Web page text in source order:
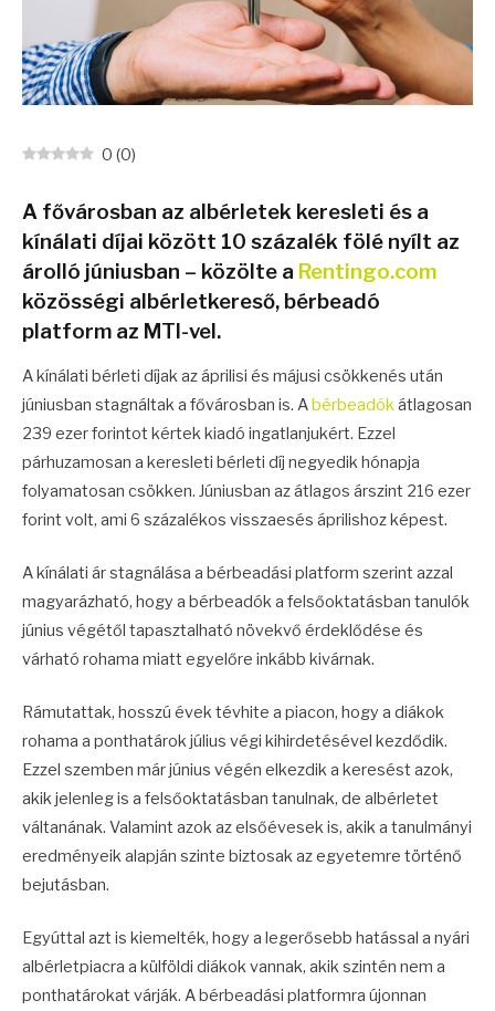
0 (0)
A fővárosban az albérletek keresleti és a
kínálati díjai között 10 százalék fölé nyílt az
árolló júniusban – közölte a Rentingo.com
közösségi albérletkereső, bérbeadó
platform az MTI-vel.
A kínálati bérleti díjak az áprilisi és májusi csökkenés után
júniusban stagnáltak a fővárosban is. Abérbeadókátlagosan
239 ezer forintot kértek kiadó ingatlanjukért. Ezzel
párhuzamosan a keresleti bérleti díj negyedik hónapja
folyamatosan csökken. Júniusban az átlagos árszint 216 ezer
forint volt, ami 6 százalékos visszaesés áprilishoz képest.
A kínálati ár stagnálása a bérbeadási platform szerint azzal
magyarázható, hogy a bérbeadók a felsőoktatásban tanulók
június végétől tapasztalható növekvő érdeklődése és
várható rohama miatt egyelőre inkább kivárnak.
Rámutattak, hosszú évek tévhite a piacon, hogy a diákok
rohama a ponthatárok július végi kihirdetésével kezdődik.
Ezzel szemben már június végén elkezdik a keresést azok,
akik jelenleg is a felsőoktatásban tanulnak, de albérletet
váltanának. Valamint azok az elsőévesek is, akik a tanulmányi
eredményeik alapján szinte biztosak az egyetemre történő
bejutásban.
Egyúttal azt is kiemelték, hogy a legerősebb hatással a nyári
albérletpiacra a külföldi diákok vannak, akik szintén nem a
ponthatárokat várják. A bérbeadási platformra újonnan